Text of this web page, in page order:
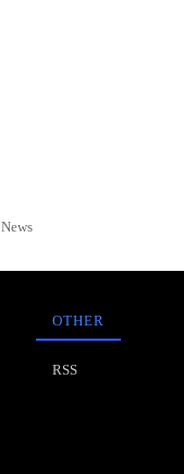
OTHER
RSS